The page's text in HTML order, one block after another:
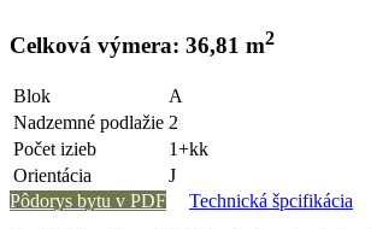
Celková výmera: 36,81 m2
Blok
A
Nadzemné podlažie 2
Počet izieb
1+kk
Orientácia
J
Pôdorys bytu v PDF
Technická špcifikácia